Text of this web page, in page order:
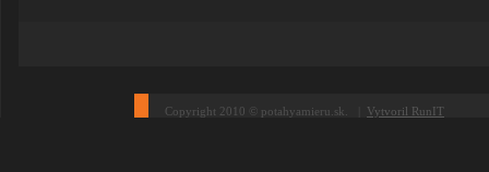
Copyright 2010 © potahyamieru.sk. | Vytvoril RunIT